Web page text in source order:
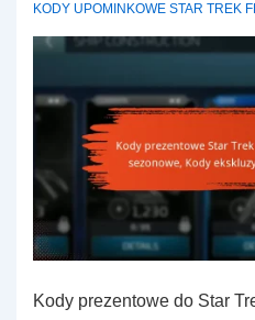
odbioru
KODY UPOMINKOWE STAR TREK
Kody prezentowe do Star